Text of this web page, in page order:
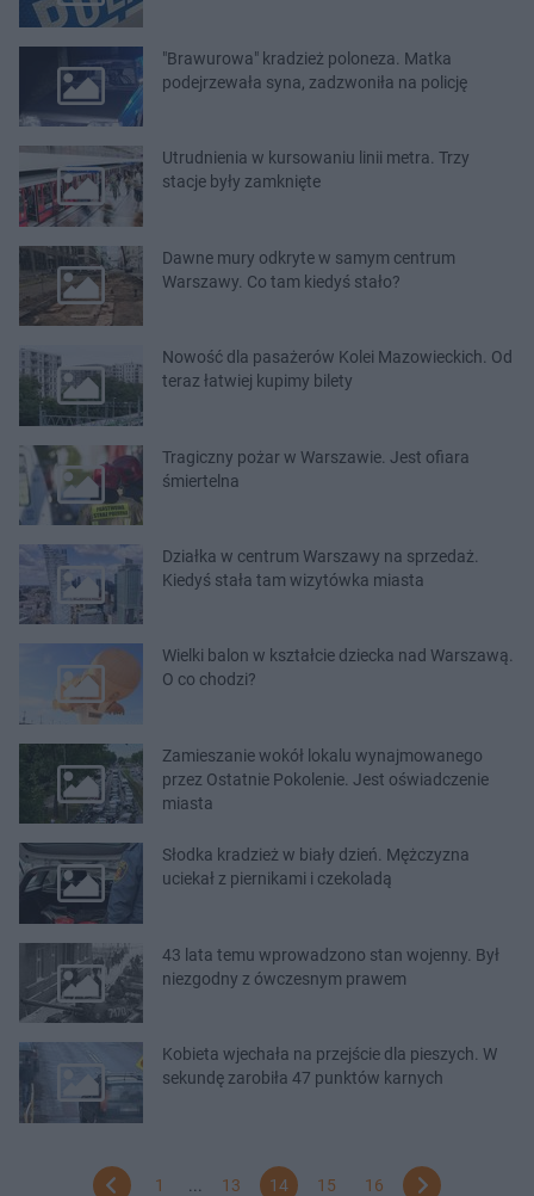
"Brawurowa" kradzież poloneza. Matka
podejrzewała syna, zadzwoniła na policję
Utrudnienia w kursowaniu linii metra. Trzy
stacje były zamknięte
Dawne mury odkryte w samym centrum
Warszawy. Co tam kiedyś stało?
Nowość dla pasażerów Kolei Mazowieckich. Od
teraz łatwiej kupimy bilety
Tragiczny pożar w Warszawie. Jest ofiara
śmiertelna
Działka w centrum Warszawy na sprzedaż.
Kiedyś stała tam wizytówka miasta
Wielki balon w kształcie dziecka nad Warszawą.
O co chodzi?
Zamieszanie wokół lokalu wynajmowanego
przez Ostatnie Pokolenie. Jest oświadczenie
miasta
Słodka kradzież w biały dzień. Mężczyzna
uciekał z piernikami i czekoladą
43 lata temu wprowadzono stan wojenny. Był
niezgodny z ówczesnym prawem
Kobieta wjechała na przejście dla pieszych. W
sekundę zarobiła 47 punktów karnych
1 13 14 15 16